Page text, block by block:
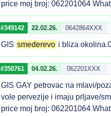
price moj broj: 062201064
#349142 22.02.26. 0642864XXX
GIS smederevo i bliza
#350761 04.02.26. 062201XXX
GIS GAY petrovac na mlavi/
vole pervezije i imaju prljave/
price moj broj: 062201064